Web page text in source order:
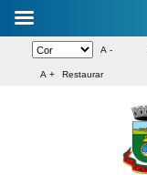
A -
A + Restaurar